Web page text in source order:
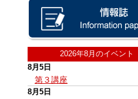
2026年8月のイベント
8月5日
第３講座
8月5日